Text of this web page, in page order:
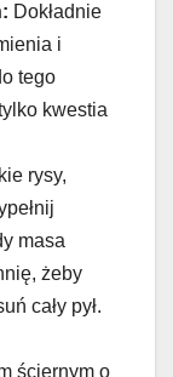
Dokładnie
i
tego
kwestia
rysy,
masa
żeby
cały pył.
ściernym o